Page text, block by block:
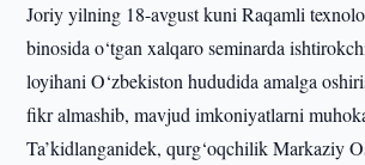
Joriy yilning 18-avgust kuni Raqamli
binosida o‘tgan xalqaro seminarda
loyihani O‘zbekiston hududida amalga
fikr almashib, mavjud imkoniyatlarni
Ta’kidlanganidek, qurg‘oqchilik Markaziy